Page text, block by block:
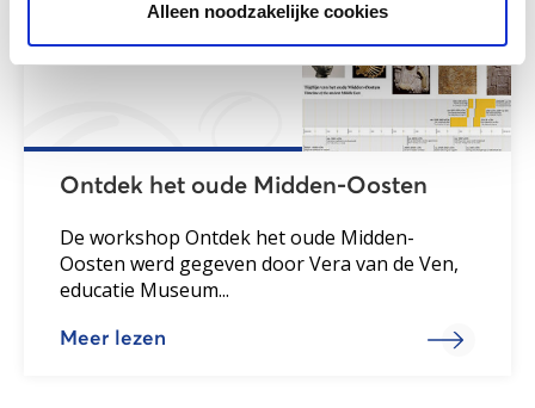
Alleen noodzakelijke cookies
Ontdek het oude Midden-Oosten
De workshop Ontdek het oude Midden-
Oosten werd gegeven door Vera van de Ven,
educatie Museum...
Meer lezen